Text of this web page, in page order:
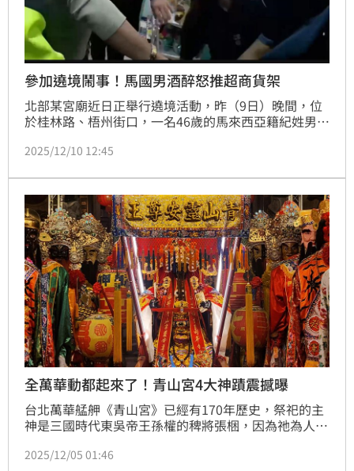
參加遶境鬧事！馬國男酒醉怒推超商貨架
北部某宮廟近日正舉行遶境活動，昨（9日）晚間，位
於桂林路、梧州街口，一名46歲的馬來西亞籍紀姓男
間與友人爆發口角，紀男當場情緒失控，甚至動手推倒
管束。有民眾將目擊畫面拍下PO網，網友紛紛表示
「超商好無辜」。
2025/12/10 12:45
全萬華動都起來了！青山宮4大神蹟震撼曝
台北萬華艋舺《青山宮》已經有170年歷史，祭祀的主
神是三國時代東吳帝王孫權的稗將張梱，因為祂為人忠
月23日是《靈安尊王》生日。《青山宮》都會舉辦熱鬧
2025/12/05 01:46